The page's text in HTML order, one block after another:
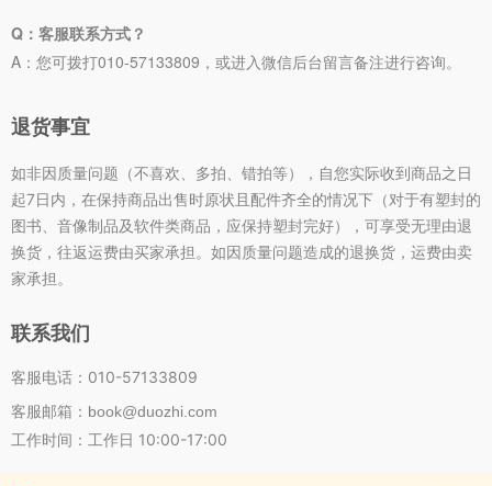
Q：客服联系方式？
A：您可拨打010-57133809，或进入微信后台留言备注进行咨询。
退货事宜
如非因质量问题（不喜欢、多拍、错拍等），自您实际收到商品之日
起7日内，在保持商品出售时原状且配件齐全的情况下（对于有塑封的
图书、音像制品及软件类商品，应保持塑封完好），可享受无理由退
换货，往返运费由买家承担。如因质量问题造成的退换货，运费由卖
家承担。
联系我们
客服电话：010-57133809
客服邮箱：book@duozhi.com
工作时间：工作日 10:00-17:00